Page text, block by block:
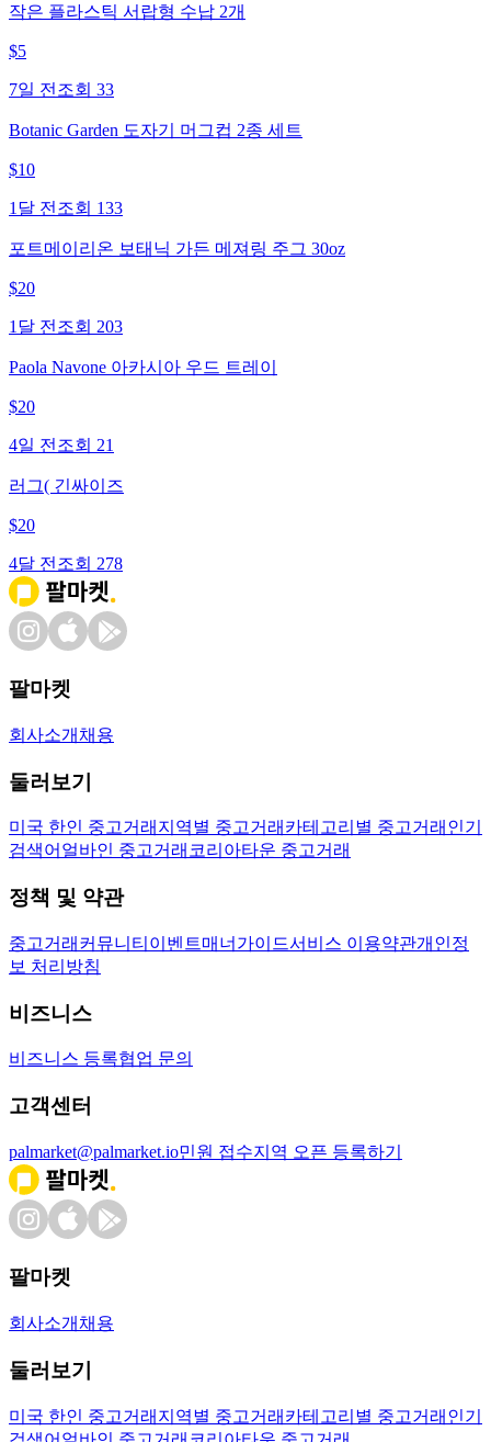
작은 플라스틱 서랍형 수납 2개
$5
7일 전 조회 33
Botanic Garden 도자기 머그컵 2종 세트
$10
1달 전 조회 133
포트메이리온 보태닉 가든 메져링 주그 30oz
$20
1달 전 조회 203
Paola Navone 아카시아 우드 트레이
$20
4일 전 조회 21
러그( 긴싸이즈
$20
4달 전 조회 278
팔마켓
회사소개 채용
둘러보기
미국 한인 중고거래 지역별 중고거래 카테고리별 중고거래 인기
검색어 얼바인 중고거래 코리아타운 중고거래
정책 및 약관
중고거래 커뮤니티 이벤트매너가이드서비스 이용약관개인정
보 처리방침
비즈니스
비즈니스 등록협업 문의
고객센터
palmarket@palmarket.io민원 접수지역 오픈 등록하기
팔마켓
회사소개 채용
둘러보기
미국 한인 중고거래 지역별 중고거래 카테고리별 중고거래 인기